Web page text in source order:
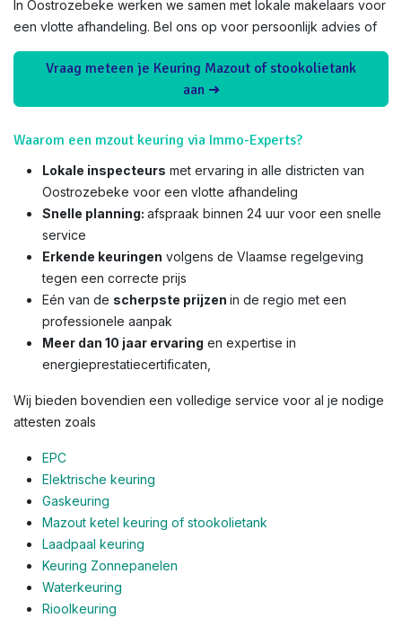
In Oostrozebeke werken we samen met lokale makelaars voor
een vlotte afhandeling. Bel ons op voor persoonlijk advies of
Vraag meteen je Keuring Mazout of stookolietank
aan ➜
Waarom een mzout keuring via Immo-Experts?
Lokale inspecteurs met ervaring in alle districten van
Oostrozebeke voor een vlotte afhandeling
Snelle planning: afspraak binnen 24 uur voor een snelle
service
Erkende keuringen volgens de Vlaamse regelgeving
tegen een correcte prijs
Eén van de scherpste prijzen in de regio met een
professionele aanpak
Meer dan 10 jaar ervaring en expertise in
energieprestatiecertificaten,
Wij bieden bovendien een volledige service voor al je nodige
attesten zoals
EPC
Elektrische keuring
Gaskeuring
Mazout ketel keuring of stookolietank
Laadpaal keuring
Keuring Zonnepanelen
Waterkeuring
Rioolkeuring